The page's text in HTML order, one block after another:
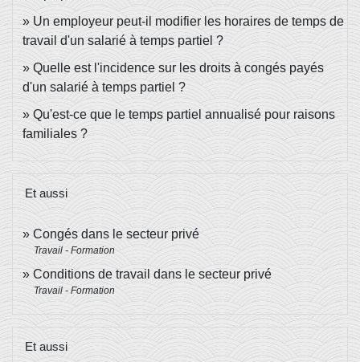
Un employeur peut-il modifier les horaires de temps de
travail d'un salarié à temps partiel ?
Quelle est l'incidence sur les droits à congés payés
d'un salarié à temps partiel ?
Qu'est-ce que le temps partiel annualisé pour raisons
familiales ?
Et aussi
Congés dans le secteur privé
Travail - Formation
Conditions de travail dans le secteur privé
Travail - Formation
Et aussi